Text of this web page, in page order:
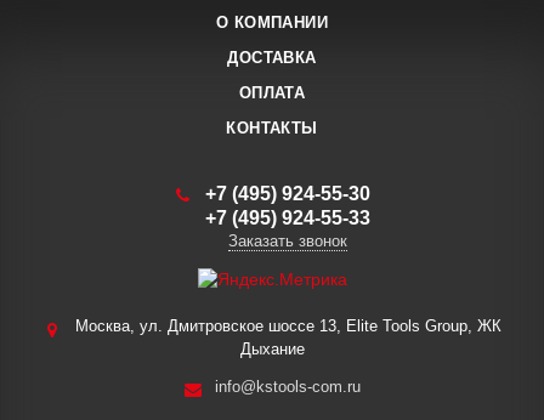
О КОМПАНИИ
ДОСТАВКА
ОПЛАТА
КОНТАКТЫ
+7 (495) 924-55-30
+7 (495) 924-55-33
Заказать звонок
Москва, ул. Дмитровское шоссе 13, Elite Tools Group, ЖК
Дыхание
info@kstools-com.ru